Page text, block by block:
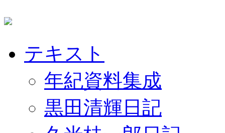
テキスト
年紀資料集成
黒田清輝日記